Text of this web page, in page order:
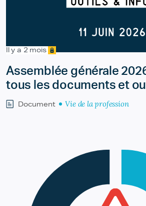
Il y a 2 mois
Assemblée générale
tous les documents et
Document Vie de la profession